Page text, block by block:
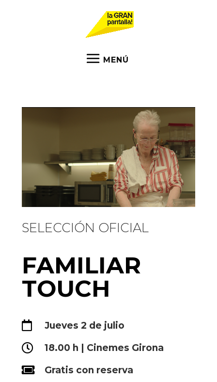
SELECCIÓN OFICIAL
FAMILIAR
TOUCH
 Jueves 2 de julio
 18.00 h | Cinemes Girona
 Gratis con reserva